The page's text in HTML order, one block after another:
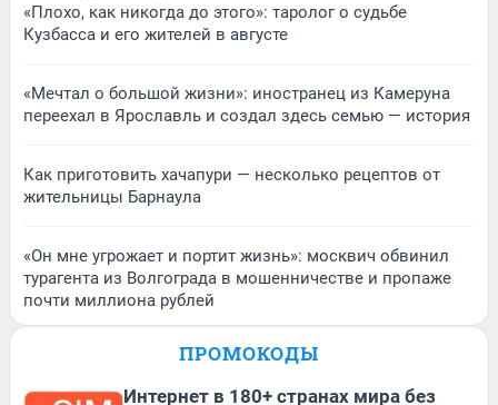
«Плохо, как никогда до этого»: таролог о судьбе
Кузбасса и его жителей в августе
«Мечтал о большой жизни»: иностранец из Камеруна
переехал в Ярославль и создал здесь семью — история
Как приготовить хачапури — несколько рецептов от
жительницы Барнаула
«Он мне угрожает и портит жизнь»: москвич обвинил
турагента из Волгограда в мошенничестве и пропаже
почти миллиона рублей
ПРОМОКОДЫ
Интернет в 180+ странах мира без